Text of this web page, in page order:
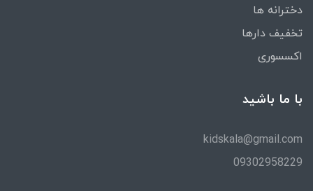
دخترانه ها
تخفیف دارها
اکسسوری
با ما باشید
kidskala@gmail.com
09302958229